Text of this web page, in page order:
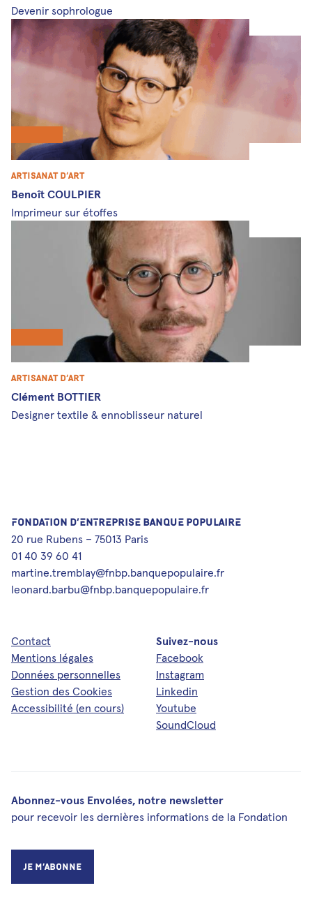
Devenir sophrologue
Artisanat d’art
Benoît COULPIER
Imprimeur sur étoffes
Artisanat d’art
Clément BOTTIER
Designer textile & ennoblisseur naturel
FONDATION D’ENTREPRISE BANQUE POPULAIRE
20 rue Rubens – 75013 Paris
01 40 39 60 41
martine.tremblay@fnbp.banquepopulaire.fr
leonard.barbu@fnbp.banquepopulaire.fr
Contact
Mentions légales
Données personnelles
Gestion des Cookies
Accessibilité (en cours)
Suivez-nous
Facebook
Instagram
Linkedin
Youtube
SoundCloud
Abonnez-vous Envolées, notre newsletter
pour recevoir les dernières informations de la Fondation
Je m’abonne